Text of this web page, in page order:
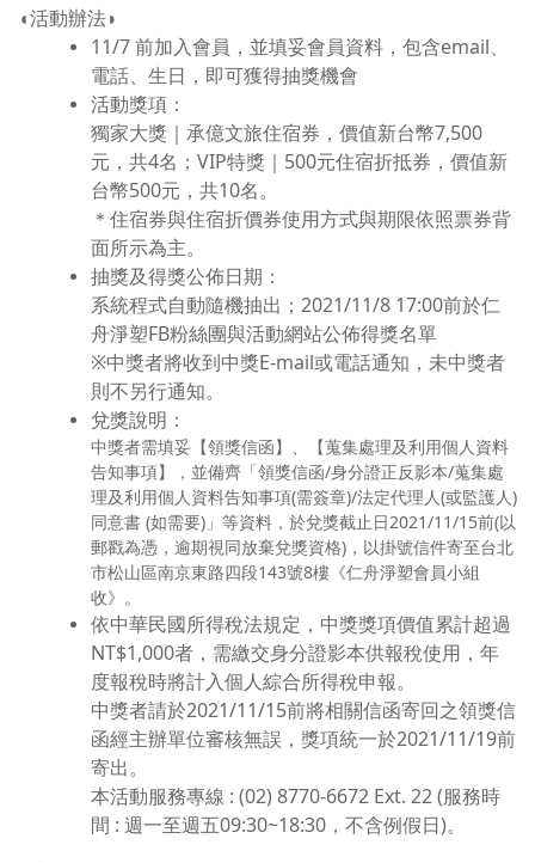
◖活動辦法◗
11/7 前加入會員，並填妥會員資料，包含email、
電話、生日，即可獲得抽獎機會
活動獎項：
獨家大獎｜承億文旅住宿券， 價值新台幣7,500
元，共4名 ；VIP特獎｜500元住宿折抵券，價值新
台幣500元，共10名。
＊住宿券與住宿折價券使用方式與期限依照票券背
面所示為主。
抽獎及得獎公佈日期：
系統程式自動隨機抽出；2021/11/8 17:00前於仁
舟淨塑FB粉絲團與活動網站公佈得獎名單
※中獎者將收到中獎E-mail或電話通知，未中獎者
則不另行通知。
兌獎說明：
中獎者需填妥【領獎信函】、【蒐集處理及利用個人資料
告知事項】，並備齊「領獎信函/身分證正反影本/蒐集處
理及利用個人資料告知事項(需簽章)/法定代理人(或監護人)
同意書 (如需要)」等資料，於兌獎截止日2021/11/15前(以
郵戳為憑，逾期視同放棄兌獎資格)，以掛號信件寄至台北
市松山區南京東路四段143號8樓《仁舟淨塑會員小組
收》。
依中華民國所得稅法規定，中獎獎項價值累計超過
NT$1,000者，需繳交身分證影本供報稅使用，年
度報稅時將計入個人綜合所得稅申報。
中獎者請於2021/11/15前將相關信函寄回之領獎信
函經主辦單位審核無誤，獎項統一於2021/11/19前
寄出。
本活動服務專線 : (02) 8770-6672 Ext. 22 (服務時
間 : 週一至週五09:30~18:30，不含例假日)。